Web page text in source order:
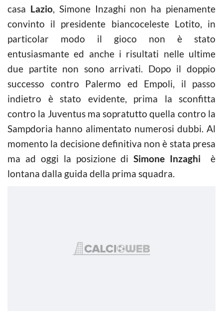
casa Lazio, Simone Inzaghi non ha pienamente
convinto il presidente biancoceleste Lotito, in
particolar modo il gioco non è stato
entusiasmante ed anche i risultati nelle ultime
due partite non sono arrivati. Dopo il doppio
successo contro Palermo ed Empoli, il passo
indietro è stato evidente, prima la sconfitta
contro la Juventus ma sopratutto quella contro la
Sampdoria hanno alimentato numerosi dubbi. Al
momento la decisione definitiva non è stata presa
ma ad oggi la posizione diSimone Inzaghi è
lontana dalla guida della prima squadra.